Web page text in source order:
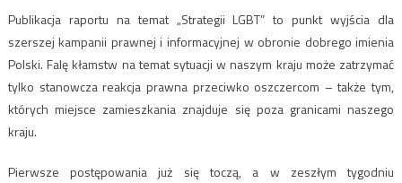
Publikacja raportu na temat „Strategii LGBT” to punkt wyjścia dla
szerszej kampanii prawnej i informacyjnej w obronie dobrego imienia
Polski. Falę kłamstw na temat sytuacji w naszym kraju może zatrzymać
tylko stanowcza reakcja prawna przeciwko oszczercom – także tym,
których miejsce zamieszkania znajduje się poza granicami naszego
kraju.
Pierwsze postępowania już się toczą, a w zeszłym tygodniu